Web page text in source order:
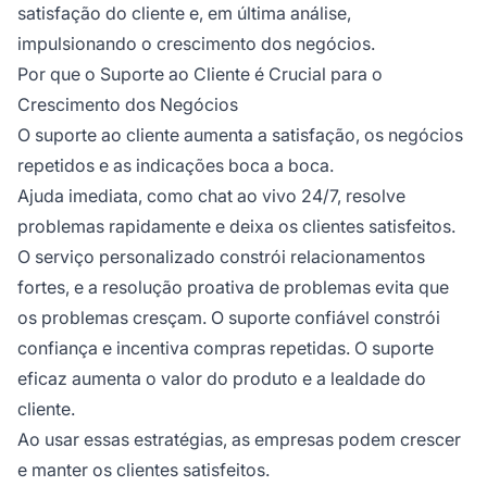
satisfação do cliente e, em última análise,
impulsionando o crescimento dos negócios.
Por que o Suporte ao Cliente é Crucial para o
Crescimento dos Negócios
O suporte ao cliente aumenta a satisfação, os negócios
repetidos e as indicações boca a boca.
Ajuda imediata, como chat ao vivo 24/7, resolve
problemas rapidamente e deixa os clientes satisfeitos.
O serviço personalizado constrói relacionamentos
fortes, e a resolução proativa de problemas evita que
os problemas cresçam. O suporte confiável constrói
confiança e incentiva compras repetidas. O suporte
eficaz aumenta o valor do produto e a lealdade do
cliente.
Ao usar essas estratégias, as empresas podem crescer
e manter os clientes satisfeitos.